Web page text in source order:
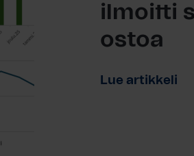
ilmoitti
ostoa
Lue artikkeli